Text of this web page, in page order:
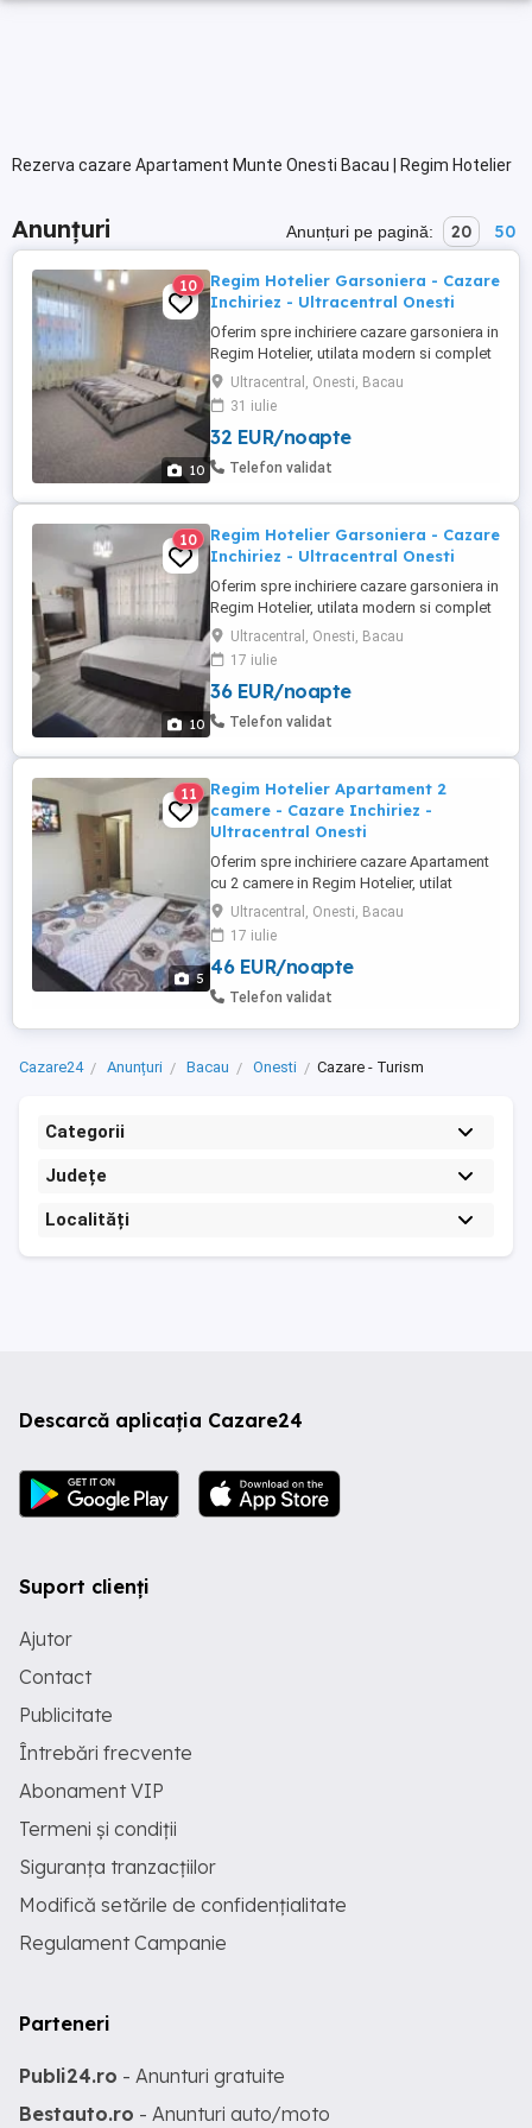
Rezerva cazare Apartament Munte Onesti Bacau | Regim Hotelier
Anunțuri Anunțuri pe pagină: 20 50
10
10
Regim Hotelier Garsoniera - Cazare
Inchiriez - Ultracentral Onesti
Oferim spre inchiriere cazare garsoniera in
Regim Hotelier, utilata modern si complet
mobilata, toate echipamentele fiind in
perfecta stare de functionare. Locatia
este situata intr-o zona Ultracentrala si
usor accesibila a orasului Onesti,
oferindu-va totodata un spatiu generos de
Ultracentral, Onesti, Bacau
31 iulie
32 EUR/noapte
Telefon validat
10
10
Regim Hotelier Garsoniera - Cazare
Inchiriez - Ultracentral Onesti
Oferim spre inchiriere cazare garsoniera in
Regim Hotelier, utilata modern si complet
mobilata, toate echipamentele fiind in
perfecta stare de functionare. Locatia
este situata intr-o zona Ultracentrala si
usor accesibila a orasului Onesti,
oferindu-va totodata un spatiu generos de
Ultracentral, Onesti, Bacau
17 iulie
36 EUR/noapte
Telefon validat
5
11
Regim Hotelier Apartament 2
camere - Cazare Inchiriez -
Ultracentral Onesti
Oferim spre inchiriere cazare Apartament
cu 2 camere in Regim Hotelier, utilat
modern si complet mobilat, toate
echipamentele fiind in perfecta stare de
functionare. Locatia este situata intr-o
zona Ultracentrala si usor accesibila a
orasului Onesti, oferindu-va totodata un
Ultracentral, Onesti, Bacau
17 iulie
46 EUR/noapte
Telefon validat
Cazare24 Anunțuri Bacau Onesti Cazare - Turism
Categorii
Județe
Localități
Descarcă aplicația Cazare24
Suport clienți
Ajutor
Contact
Publicitate
Întrebări frecvente
Abonament VIP
Termeni și condiții
Siguranța tranzacțiilor
Modifică setările de confidențialitate
Regulament Campanie
Parteneri
Publi24.ro - Anunturi gratuite
Bestauto.ro - Anunturi auto/moto